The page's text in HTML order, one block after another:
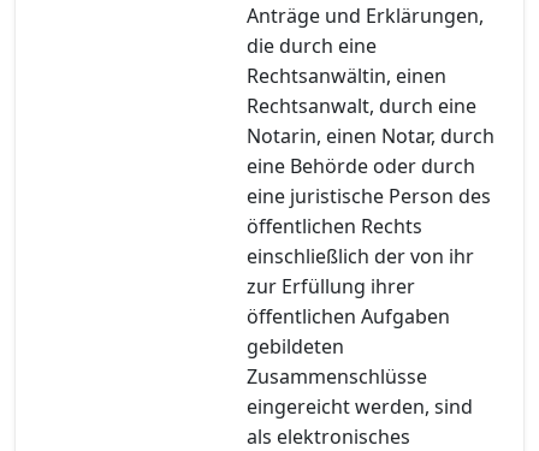
Anträge und Erklärungen,
die durch eine
Rechtsanwältin, einen
Rechtsanwalt, durch eine
Notarin, einen Notar, durch
eine Behörde oder durch
eine juristische Person des
öffentlichen Rechts
einschließlich der von ihr
zur Erfüllung ihrer
öffentlichen Aufgaben
gebildeten
Zusammenschlüsse
eingereicht werden, sind
als elektronisches